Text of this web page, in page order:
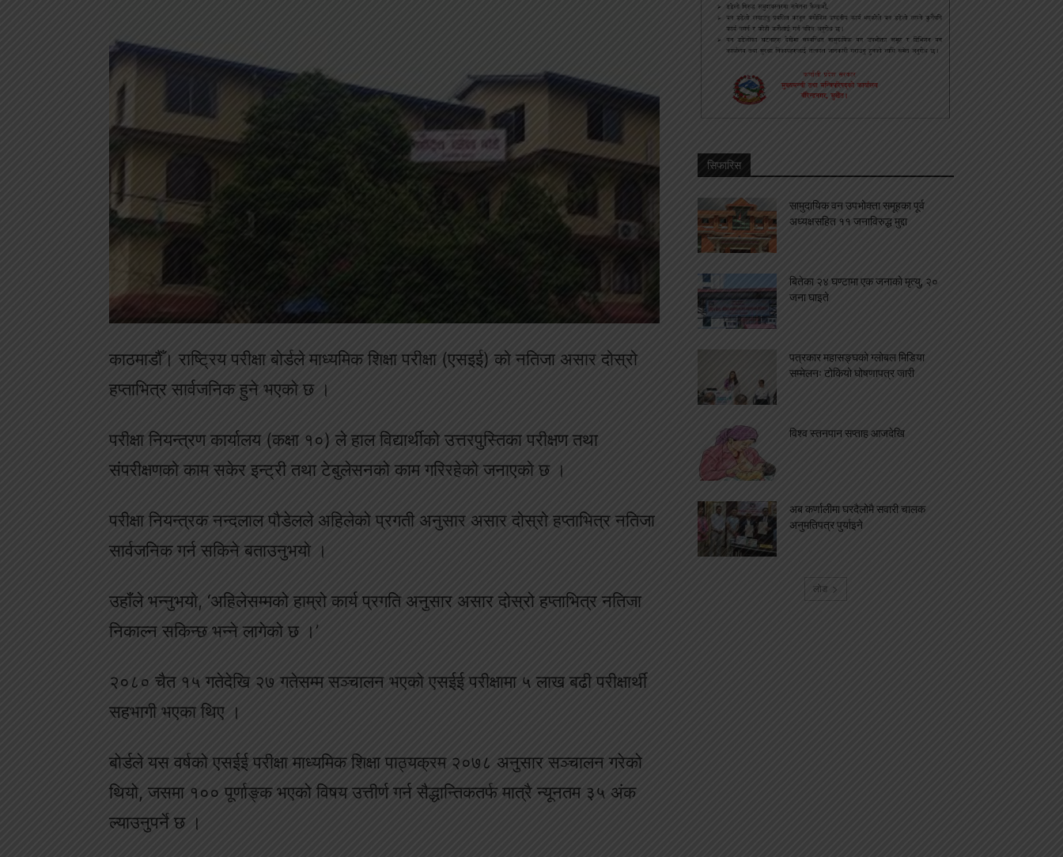
काठमाडौँ। राष्ट्रिय परीक्षा बोर्डले माध्यमिक शिक्षा परीक्षा (एसइई) को नतिजा असार दोस्रो
हप्ताभित्र सार्वजनिक हुने भएकाे छ ।
परीक्षा नियन्त्रण कार्यालय (कक्षा १०) ले हाल विद्यार्थीको उत्तरपुस्तिका परीक्षण तथा
संपरीक्षणको काम सकेर इन्ट्री तथा टेबुलेसनको काम गरिरहेको जनाएको छ ।
परीक्षा नियन्त्रक नन्दलाल पौडेलले अहिलेको प्रगती अनुसार असार दोस्रो हप्ताभित्र नतिजा
सार्वजनिक गर्न सकिने बताउनुभयाे ।
उहाँले भन्नुभयाे, ‘अहिलेसम्मको हाम्रो कार्य प्रगति अनुसार असार दोस्रो हप्ताभित्र नतिजा
निकाल्न सकिन्छ भन्ने लागेको छ ।’
२०८० चैत १५ गतेदेखि २७ गतेसम्म सञ्चालन भएको एसईई परीक्षामा ५ लाख बढी परीक्षार्थी
सहभागी भएका थिए ।
बोर्डले यस वर्षको एसईई परीक्षा माध्यमिक शिक्षा पाठ्यक्रम २०७८ अनुसार सञ्चालन गरेको
थियो, जसमा १०० पूर्णाङ्क भएको विषय उत्तीर्ण गर्न सैद्धान्तिकतर्फ मात्रै न्यूनतम ३५ अंक
ल्याउनुपर्ने छ ।
सिफारिस
सामुदायिक वन उपभोक्ता समूहका पूर्व
अध्यक्षसहित ११ जनाविरुद्ध मुद्दा
बितेका २४ घण्टामा एक जनाको मृत्यु, २०
जना घाइते
पत्रकार महासङ्घको ग्लोबल मिडिया
सम्मेलनः टोकियो घोषणापत्र जारी
विश्व स्तनपान सप्ताह आजदेखि
अब कर्णालीमा घरदैलोमै सवारी चालक
अनुमतिपत्र पुर्याइने
लोड